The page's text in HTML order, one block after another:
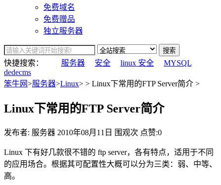
免费域名
免费赠品
独立服务器
搜索
快捷搜索： 服务器 安全 linux 安全
MYSQL
dedecms
笨牛网>服务器>Linux> > Linux下常用的FTP Server简介 >
Linux下常用的FTP Server简介
发布者: 服务器 2010年08月11日 围观次 点赞:0
Linux 下有好几款很不错的 ftp server，各有特点，适用于不同
的应用场合。根据其可配置性大概可以分为三类：弱、中等、
高。